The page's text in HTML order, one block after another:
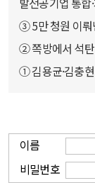
③ 5만 청원 이뤄
② 쪽방에서 석
① 김용균·김충
이름
비밀번호